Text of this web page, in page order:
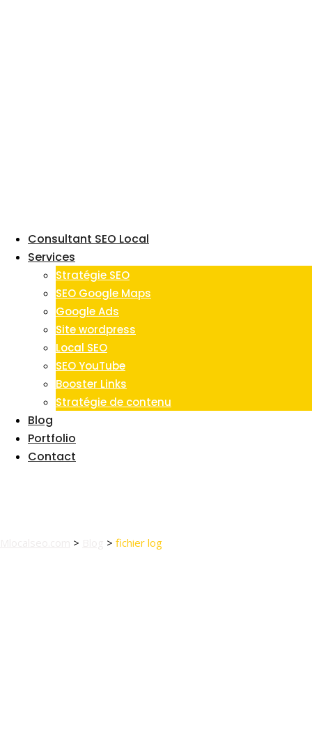
Consultant SEO Local
Services
Stratégie SEO
SEO Google Maps
Google Ads
Site wordpress
Local SEO
SEO YouTube
Booster Links
Stratégie de contenu
Blog
Portfolio
Contact
> > fichier log